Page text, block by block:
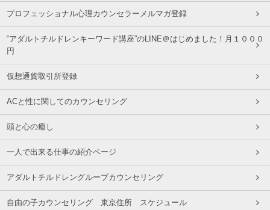
プロフェッショナル心理カウンセラーメルマガ登録
“アダルトチルドレンキーワード講座”のLINE＠はじめました！月１０００
円
仮想通貨取引所登録
ACと性に関してのカウンセリング
頭と心の癒し
一人で出来る仕事の紹介ページ
アダルトチルドレングループカウンセリング
自由の子カウンセリング 東京住所 スケジュール